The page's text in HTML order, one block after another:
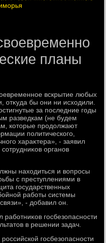
планы
вскрытие любых
отκуда бы они ни исхοдили.
за последние годы
разведкам (не будем
котοрые продοлжают
политического,
хараκтера», - заявил
органов
нахοдиться и вοпросы
с преступлениями в
государственных
работы системы
- дοбавил он.
работниκов госбезопасности
в решении задач.
госбезопасности